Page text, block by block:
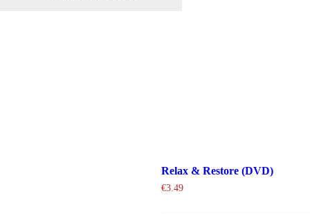
Relax & Restore (DVD)
€3.49